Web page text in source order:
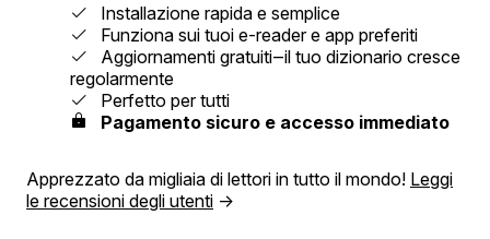
Installazione rapida e semplice
Funziona sui tuoi e-reader e app preferiti
Aggiornamenti gratuiti‒il tuo dizionario cresce
regolarmente
Perfetto per tutti
Pagamento sicuro e accesso immediato
Apprezzato da migliaia di lettori in tutto il mondo! Leggi
le recensioni degli utenti →